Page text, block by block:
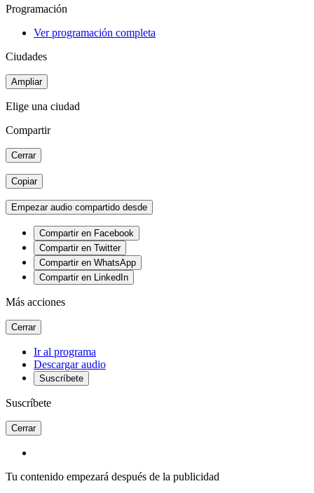
Programación
Ver programación completa
Ciudades
Ampliar
Elige una ciudad
Compartir
Cerrar
Copiar
Empezar audio compartido desde
Compartir en Facebook
Compartir en Twitter
Compartir en WhatsApp
Compartir en LinkedIn
Más acciones
Cerrar
Ir al programa
Descargar audio
Suscríbete
Suscríbete
Cerrar
Tu contenido empezará después de la publicidad